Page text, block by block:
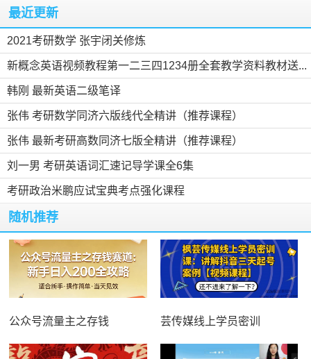
最近更新
2021考研数学 张宇闭关修炼
新概念英语视频教程第一二三四1234册全套教学资料教材送...
韩刚 最新英语二级笔译
张伟 考研数学同济六版线代全精讲（推荐课程）
张伟 最新考研高数同济七版全精讲（推荐课程）
刘一男 考研英语词汇速记导学课全6集
考研政治米鹏应试宝典考点强化课程
随机推荐
公众号流量主之存钱 芸传媒线上学员密训